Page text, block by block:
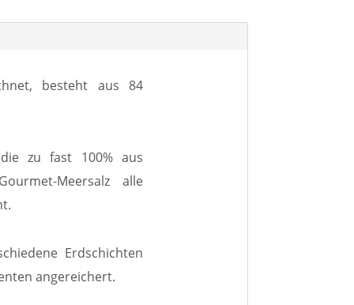
besteht aus 84
zu fast 100% aus
Meersalzalle
Erdschichten
angereichert.